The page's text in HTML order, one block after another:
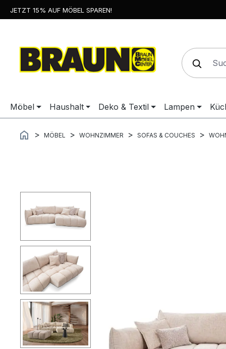
Zur Hauptnavigation springen
JETZT 15% AUF MÖBEL SPAREN!
Möbel Haushalt Deko & Textil Lampen
MÖBEL WOHNZIMMER SOFAS & COUCHES